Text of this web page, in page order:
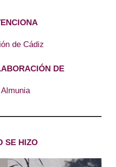
de Cádiz
DE
SE HIZO